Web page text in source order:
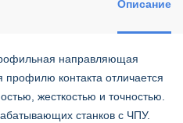
Описание
направляющая
контакта отличается
жесткостью и точностью.
станков с ЧПУ.